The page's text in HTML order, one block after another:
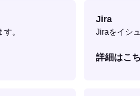
。
Jira
Jiraをイシ
詳細はこ